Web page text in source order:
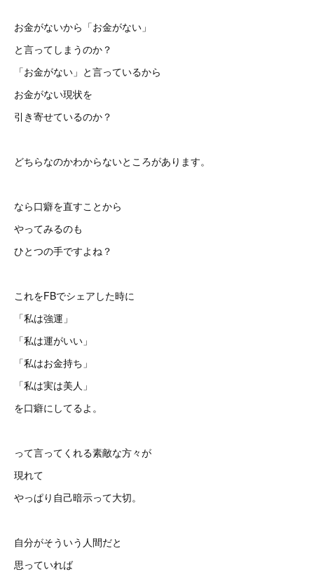
お金がないから「お金がない」
と言ってしまうのか？
「お金がない」と言っているから
お金がない現状を
引き寄せているのか？
どちらなのかわからないところがあります。
なら口癖を直すことから
やってみるのも
ひとつの手ですよね？
これをFBでシェアした時に
「私は強運」
「私は運がいい」
「私はお金持ち」
「私は実は美人」
を口癖にしてるよ。
って言ってくれる素敵な方々が
現れて
やっぱり自己暗示って大切。
自分がそういう人間だと
思っていれば